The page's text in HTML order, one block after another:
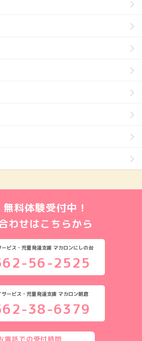
料体験受付中！
わせはこちらから
ビス・児童発達支援 マカロンにしの台
56-2525
ービス・児童発達支援 マカロン朝倉
38-6379
電話での受付時間